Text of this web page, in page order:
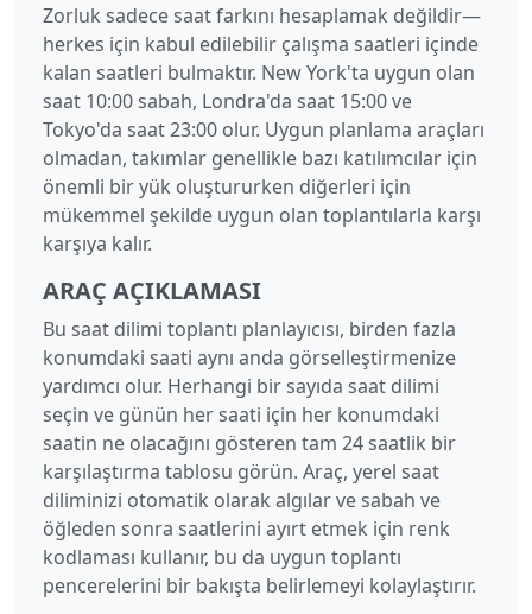
16:00
12:00
17:00
13:00
18:00
14:00
19:00
15:00
20:00
16:00
21:00
22:00
18:00
23:00
19:00
Zorluk sadece saat farkını hesaplamak değildir—
herkes için kabul edilebilir çalışma saatleri içinde
kalan saatleri bulmaktır. New York'ta uygun olan
saat 10:00 sabah, Londra'da saat 15:00 ve
Tokyo'da saat 23:00 olur. Uygun planlama araçları
olmadan, takımlar genellikle bazı katılımcılar için
önemli bir yük oluştururken diğerleri için
mükemmel şekilde uygun olan toplantılarla karşı
karşıya kalır.
ARAÇ AÇIKLAMASI
Bu saat dilimi toplantı planlayıcısı, birden fazla
konumdaki saati aynı anda görselleştirmenize
yardımcı olur. Herhangi bir sayıda saat dilimi
seçin ve günün her saati için her konumdaki
saatin ne olacağını gösteren tam 24 saatlik bir
karşılaştırma tablosu görün. Araç, yerel saat
diliminizi otomatik olarak algılar ve sabah ve
öğleden sonra saatlerini ayırt etmek için renk
kodlaması kullanır, bu da uygun toplantı
pencerelerini bir bakışta belirlemeyi kolaylaştırır.